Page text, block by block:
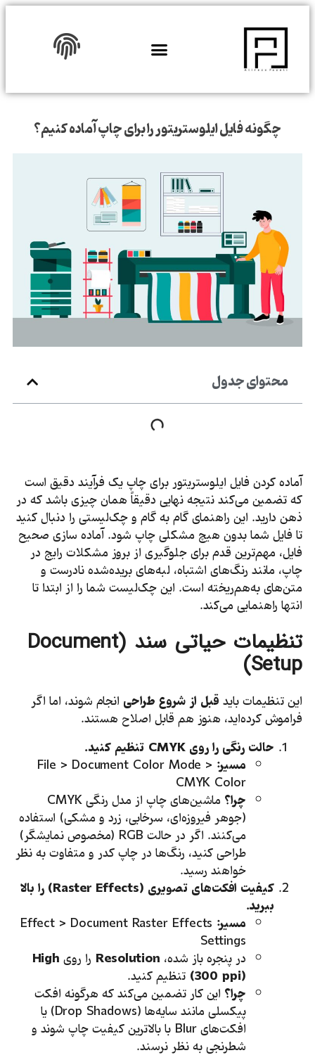
چگونه فایل ایلوستریتور را برای چاپ آماده کنیم؟
محتوای جدول
آماده کردن فایل ایلوستریتور برای چاپ یک فرآیند دقیق است
که تضمین می‌کند نتیجه نهایی دقیقاً همان چیزی باشد که در
ذهن دارید. این راهنمای گام به گام و چک‌لیستی را دنبال کنید
تا فایل شما بدون هیچ مشکلی چاپ شود. آماده‌ سازی صحیح
فایل، مهم‌ترین قدم برای جلوگیری از بروز مشکلات رایج در
چاپ، مانند رنگ‌های اشتباه، لبه‌های بریده‌شده نادرست و
متن‌های به‌هم‌ریخته است. این چک‌لیست شما را از ابتدا تا
انتها راهنمایی می‌کند.
تنظیمات حیاتی سند (Document
Setup
)
این تنظیمات بایدقبل از شروع طراحی انجام شوند، اما اگر
فراموش کرده‌اید، هنوز هم قابل اصلاح هستند.
حالت رنگی را رویCMYK تنظیم کنید.
مسیر: File > Document Color Mode >
CMYK Color
چرا؟ ماشین‌های چاپ از مدل رنگی CMYK
(جوهر فیروزه‌ای، سرخابی، زرد و مشکی) استفاده
می‌کنند. اگر در حالت RGB (مخصوص نمایشگر)
طراحی کنید، رنگ‌ها در چاپ کدر و متفاوت به نظر
خواهند رسید.
کیفیت افکت‌های تصویری (Raster Effects) را بالا
ببرید.
مسیر: Effect > Document Raster Effects
Settings
در پنجره باز شده، Resolution را رویHigh
(300 ppi) تنظیم کنید.
چرا؟ این کار تضمین می‌کند که هرگونه افکت
پیکسلی مانند سایه‌ها (Drop Shadows) یا
افکت‌های Blur با بالاترین کیفیت چاپ شوند و
شطرنجی به نظر نرسند.